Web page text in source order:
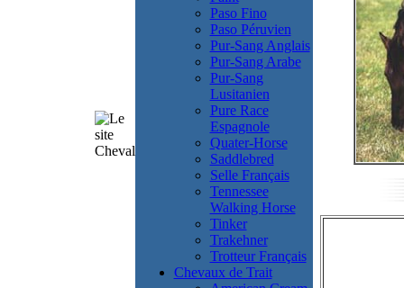
Paso Fino
Paso Péruvien
Pur-Sang Anglais
Pur-Sang Arabe
Pur-Sang
Lusitanien
Pure Race
Espagnole
Quater-Horse
Saddlebred
Selle Français
Tennessee
Walking Horse
Tinker
Trakehner
Trotteur Français
Chevaux de Trait